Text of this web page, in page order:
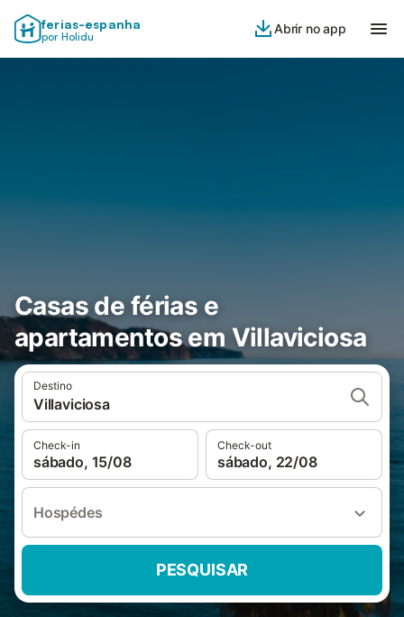
ferias-espanha
por Holidu
Abrir no app
Casas de férias e
apartamentos em Villaviciosa
Destino
Villaviciosa
Check-in
sábado, 15/08
Check-out
sábado, 22/08
Hospédes
PESQUISAR